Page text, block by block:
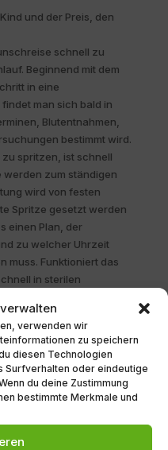
verwenden wir
zu speichern
diesen Technologien
Surfverhalten oder eindeutige
du deine Zustimmung
bestimmte Merkmale und
und der Preis, den
schnell zu
Beginnend mit dem
in eine
man sich bald in
Blutentnahmen,
bestimmt wird.
spritzen, ist schnell
werden zum ständigen
wird von festen
Spritze gesetzt werden
einen Plan, der
zu welcher Uhrzeit
muss. Funktioniert das
in sterilen
Du ziehst dich während
in den
fühlst dich auch
Flecken verschwinden
noch auf der Seele. Ein
überschreitet
und steht